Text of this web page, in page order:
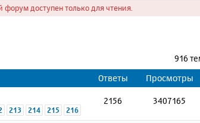
форум доступен только для чтения.
916
Ответы Просмотры
213 214 215 216
2156 3407165